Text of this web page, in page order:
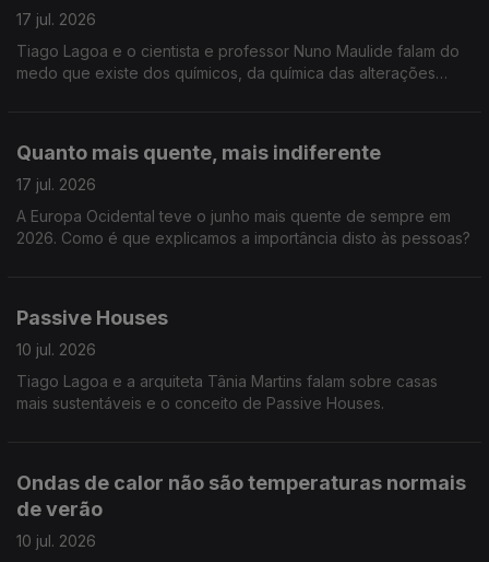
17 jul. 2026
Tiago Lagoa e o cientista e professor Nuno Maulide falam do
medo que existe dos químicos, da química das alterações
Quanto mais quente, mais indiferente
17 jul. 2026
A Europa Ocidental teve o junho mais quente de sempre em
2026. Como é que explicamos a importância disto às pessoas?
Passive Houses
10 jul. 2026
Tiago Lagoa e a arquiteta Tânia Martins falam sobre casas
mais sustentáveis e o conceito de Passive Houses.
Ondas de calor não são temperaturas normais
de verão
10 jul. 2026